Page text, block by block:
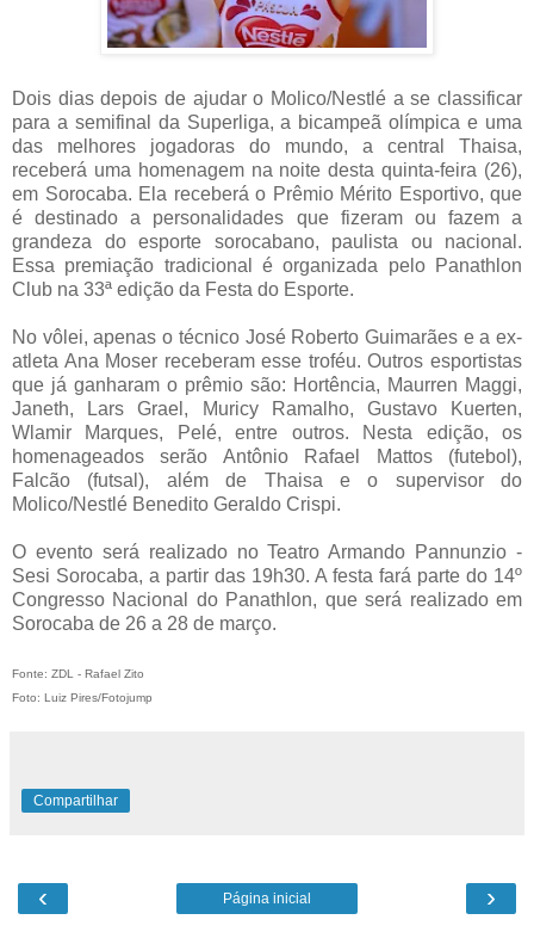
Dois dias depois de ajudar o Molico/Nestlé a se classificar
para a semifinal da Superliga, a bicampeã olímpica e uma
das melhores jogadoras do mundo, a central Thaisa,
receberá uma homenagem na noite desta quinta-feira (26),
em Sorocaba. Ela receberá o Prêmio Mérito Esportivo, que
é destinado a personalidades que fizeram ou fazem a
grandeza do esporte sorocabano, paulista ou nacional.
Essa premiação tradicional é organizada pelo Panathlon
Club na 33ª edição da Festa do Esporte.
No vôlei, apenas o técnico José Roberto Guimarães e a ex-
atleta Ana Moser receberam esse troféu. Outros esportistas
que já ganharam o prêmio são: Hortência, Maurren Maggi,
Janeth, Lars Grael, Muricy Ramalho, Gustavo Kuerten,
Wlamir Marques, Pelé, entre outros. Nesta edição, os
homenageados serão Antônio Rafael Mattos (futebol),
Falcão (futsal), além de Thaisa e o supervisor do
Molico/Nestlé Benedito Geraldo Crispi.
O evento será realizado no Teatro Armando Pannunzio -
Sesi Sorocaba, a partir das 19h30. A festa fará parte do 14º
Congresso Nacional do Panathlon, que será realizado em
Sorocaba de 26 a 28 de março.
Fonte: ZDL - Rafael Zito
Foto: Luiz Pires/Fotojump
Compartilhar
‹ ›
Página inicial